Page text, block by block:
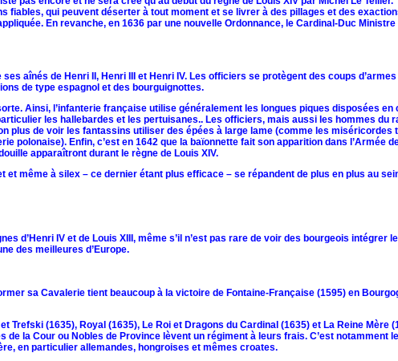
fiables, qui peuvent déserter à tout moment et se livrer à des pillages et des
En revanche, en 1636 par une nouvelle Ordonnance, le Cardinal-Duc
aînés de Henri II, Henri III et Henri IV. Les officiers se protègent des coups
de type espagnol et des bourguignottes.
Ainsi, l’infanterie française utilise généralement les longues piques disposées en
les hallebardes et les pertuisanes.. Les officiers, mais aussi les hommes du
plus de voir les fantassins utiliser des épées à large lame (comme les miséricordes
Enfin, c’est en 1642 que la baïonnette fait son apparition dans l’Armée
apparaîtront durant le règne de Louis XIV.
même à silex – ce dernier étant plus efficace – se répandent de plus en plus au
d’Henri IV et de Louis XIII, même s’il n’est pas rare de voir des bourgeois intégrer
des meilleures d’Europe.
sa Cavalerie tient beaucoup à la victoire de Fontaine-Française (1595) en
(1635), Royal (1635), Le Roi et Dragons du Cardinal (1635) et La Reine Mère
la Cour ou Nobles de Province lèvent un régiment à leurs frais. C’est notamment
en particulier allemandes, hongroises et mêmes croates.